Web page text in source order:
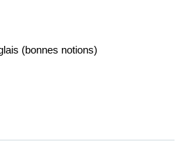
(bonnes notions)